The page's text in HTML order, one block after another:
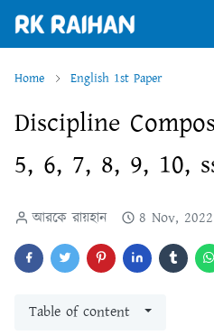
Home English 1st Paper
Discipline
5, 6, 7, 8, 9, 10,
আরকে রায়হান 8 Nov, 2022
Table of content